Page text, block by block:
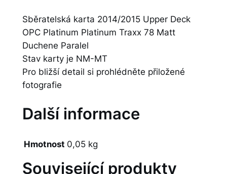
Sběratelská karta 2014/2015 Upper Deck
OPC Platinum Platinum Traxx 78 Matt
Duchene Paralel
Stav karty je NM-MT
Pro bližší detail si prohlédněte přiložené
fotografie
Další informace
Hmotnost 0,05 kg
Související produkty